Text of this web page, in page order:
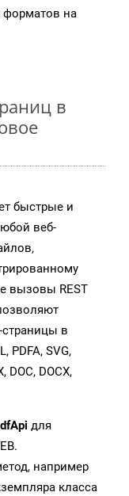
на
в
быстрые и
веб-
вызовы REST
в
PDFA, SVG,
DOC, DOCX,
для
например
класса